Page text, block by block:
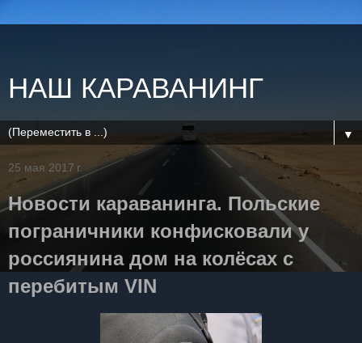
НАШ КАРАВАНИНГ
▼
25 мая 2017 г.
Новости караванинга. Польские
пограничники конфисковали у
россиянина дом на колёсах с
перебитым VIN